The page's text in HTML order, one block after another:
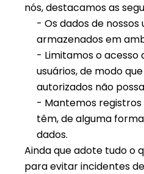
nós, destacamos as
- Os dados de nossos
armazenados em
- Limitamos o acesso
usuários, de modo
autorizados não
- Mantemos registros
têm, de alguma
dados.
Ainda que adote tudo o
para evitar incidentes